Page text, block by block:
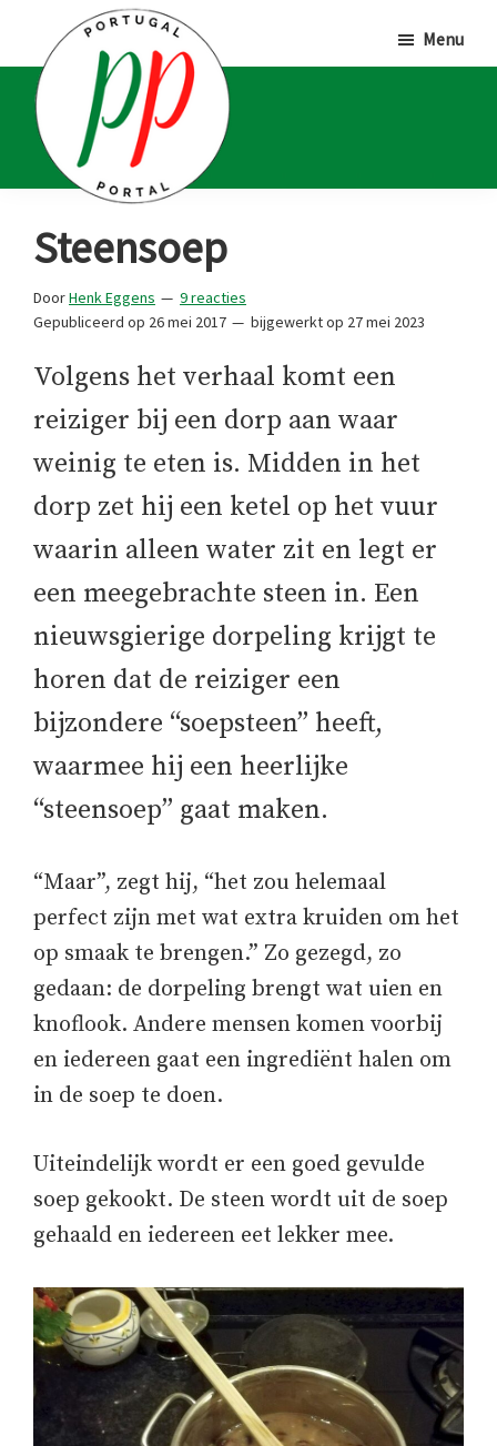
hoofd
inhoud
eerste
sidebar
voettekst
Portal
Portugalliefhebbers
en
-
fanaten
Menu
Steensoep
DoorHenk Eggens
9 reacties
Gepubliceerd op 26 mei 2017 bijgewerkt op 27 mei 2023
Volgens het verhaal komt een
reiziger bij een dorp aan waar
weinig te eten is. Midden in het
dorp zet hij een ketel op het vuur
waarin alleen water zit en legt er
een meegebrachte steen in. Een
nieuwsgierige dorpeling krijgt te
horen dat de reiziger een
bijzondere “soepsteen” heeft,
waarmee hij een heerlijke
“steensoep” gaat maken.
“Maar”, zegt hij, “het zou helemaal
perfect zijn met wat extra kruiden om het
op smaak te brengen.” Zo gezegd, zo
gedaan: de dorpeling brengt wat uien en
knoflook. Andere mensen komen voorbij
en iedereen gaat een ingrediënt halen om
in de soep te doen.
Uiteindelijk wordt er een goed gevulde
soep gekookt. De steen wordt uit de soep
gehaald en iedereen eet lekker mee.